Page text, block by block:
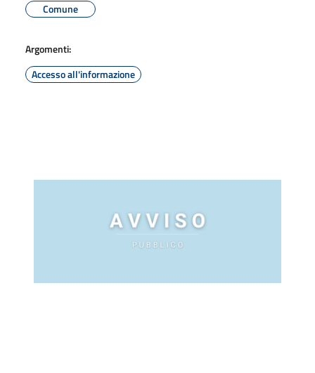
Comune
Argomenti:
Accesso all'informazione